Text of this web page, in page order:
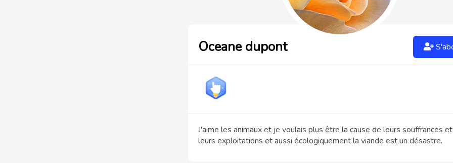
Oceane dupont
J'aime les animaux et je voulais plus être la cause de leurs souffrances
leurs exploitations et aussi écologiquement la viande est un désastre.